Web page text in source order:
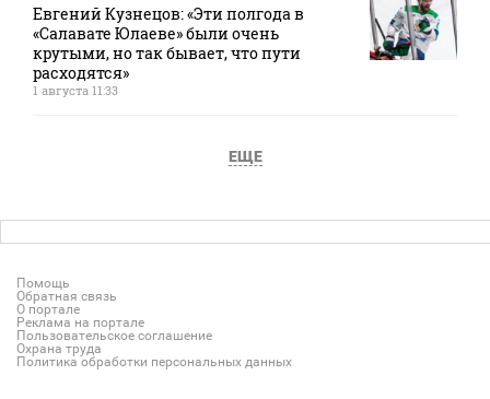
Евгений Кузнецов: «Эти полгода в
«Салавате Юлаеве» были очень
крутыми, но так бывает, что пути
расходятся»
1 августа 11:33
ЕЩЕ
Помощь
Обратная связь
О портале
Реклама на портале
Пользовательское соглашение
Охрана труда
Политика обработки персональных данных